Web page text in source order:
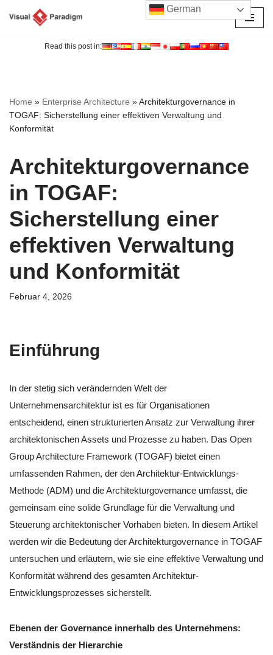
Read this post in:
Home » Enterprise Architecture »Architekturgovernance in
TOGAF: Sicherstellung einer effektiven Verwaltung und
Konformität
Architekturgovernance
in TOGAF:
Sicherstellung einer
effektiven Verwaltung
und Konformität
Februar 4, 2026
Einführung
In der stetig sich verändernden Welt der
Unternehmensarchitektur ist es für Organisationen
entscheidend, einen strukturierten Ansatz zur Verwaltung ihrer
architektonischen Assets und Prozesse zu haben. Das Open
Group Architecture Framework (TOGAF) bietet einen
umfassenden Rahmen, der den Architektur-Entwicklungs-
Methode (ADM) und die Architekturgovernance umfasst, die
gemeinsam eine solide Grundlage für die Verwaltung und
Steuerung architektonischer Vorhaben bieten. In diesem Artikel
werden wir die Bedeutung der Architekturgovernance in TOGAF
untersuchen und erläutern, wie sie eine effektive Verwaltung und
Konformität während des gesamten Architektur-
Entwicklungsprozesses sicherstellt.
Ebenen der Governance innerhalb des Unternehmens:
Verständnis der Hierarchie
German